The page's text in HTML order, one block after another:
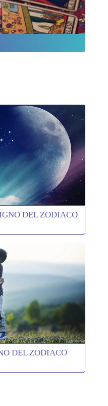
DEL ZODIACO
DEL ZODIACO